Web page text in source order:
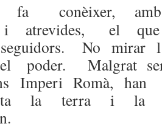
fa conèixer,
i atrevides, el
No
poder. Malgrat
Imperi Romà,
la terra i